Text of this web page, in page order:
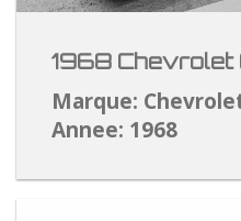
1968 Chevrolet
Marque:
Annee: 1968